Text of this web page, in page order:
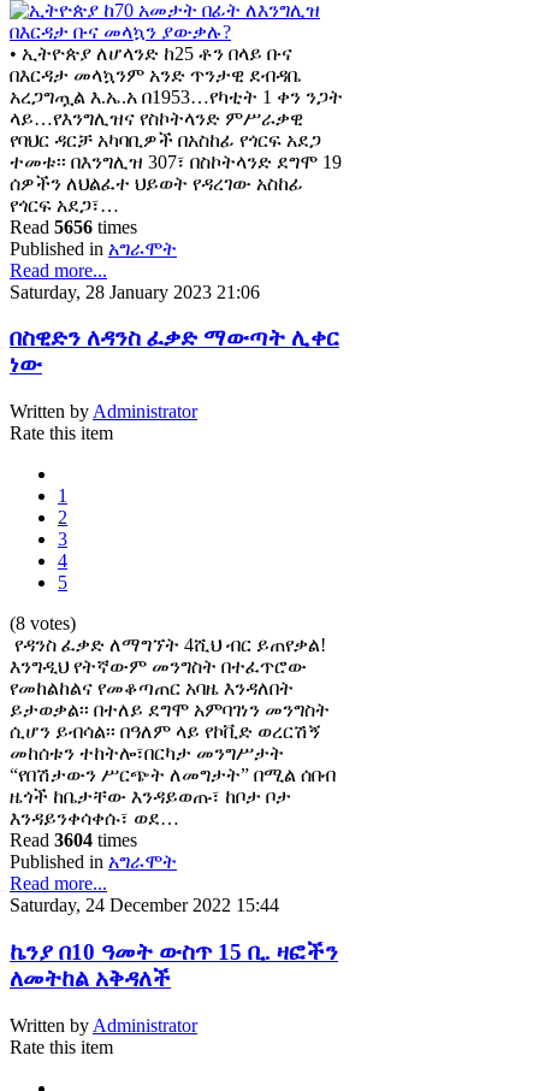
• ኢትዮጵያ ለሆላንድ ከ25 ቶን በላይ ቡና
በእርዳታ መላኳንም አንድ ጥንታዊ ደብዳቤ
አረጋግጧል እ.ኤ.አ በ1953…የካቲት 1 ቀን ንጋት
ላይ…የእንግሊዝና የስኮትላንድ ምሥራቃዊ
የባህር ዳርቻ አካባቢዎች በአስከፊ የጎርፍ አደጋ
ተመቱ፡፡ በእንግሊዝ 307፣ በስኮትላንድ ደግሞ 19
ሰዎችን ለህልፈተ ህይወት የዳረገው አስከፊ
የጎርፍ አደጋ፣…
Read 5656 times
Published in አግራሞት
Read more...
Saturday, 28 January 2023 21:06
በስዊድን ለዳንስ ፈቃድ ማውጣት ሊቀር
ነው
Written by Administrator
Rate this item
1
2
3
4
5
(8 votes)
የዳንስ ፈቃድ ለማግኘት 4ሺህ ብር ይጠየቃል!
እንግዲህ የትኛውም መንግስት በተፈጥሮው
የመከልከልና የመቆጣጠር አባዜ እንዳለበት
ይታወቃል፡፡ በተለይ ደግሞ አምባገነን መንግስት
ሲሆን ይብሳል፡፡ በዓለም ላይ የኮቪድ ወረርሽኝ
መከሰቱን ተከትሎ፣በርካታ መንግሥታት
“የበሽታውን ሥርጭት ለመግታት” በሚል ሰበብ
ዜጎች ከቤታቸው እንዳይወጡ፣ ከቦታ ቦታ
እንዳይንቀሳቀሱ፣ ወደ…
Read 3604 times
Published in አግራሞት
Read more...
Saturday, 24 December 2022 15:44
ኬንያ በ10 ዓመት ውስጥ 15 ቢ. ዛፎችን
ለመትከል አቅዳለች
Written by Administrator
Rate this item